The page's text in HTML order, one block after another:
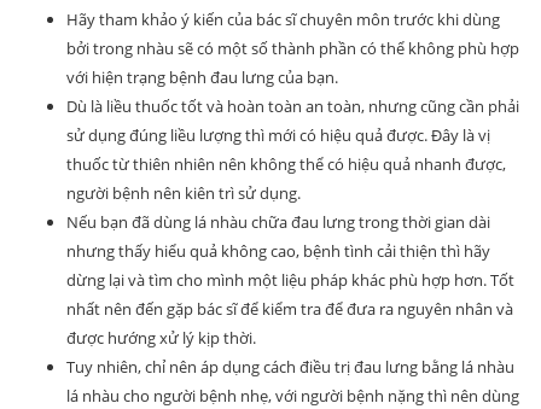
Hãy tham khảo ý kiến của bác sĩ chuyên môn trước khi dùng
bởi trong nhàu sẽ có một số thành phần có thể không phù hợp
với hiện trạng bệnh đau lưng của bạn.
Dù là liều thuốc tốt và hoàn toàn an toàn, nhưng cũng cần phải
sử dụng đúng liều lượng thì mới có hiệu quả được. Đây là vị
thuốc từ thiên nhiên nên không thể có hiệu quả nhanh được,
người bệnh nên kiên trì sử dụng.
Nếu bạn đã dùng lá nhàu chữa đau lưng trong thời gian dài
nhưng thấy hiểu quả không cao, bệnh tình cải thiện thì hãy
dừng lại và tìm cho mình một liệu pháp khác phù hợp hơn. Tốt
nhất nên đến gặp bác sĩ để kiểm tra để đưa ra nguyên nhân và
được hướng xử lý kịp thời.
Tuy nhiên, chỉ nên áp dụng cách điều trị đau lưng bằng lá nhàu
lá nhàu cho người bệnh nhẹ, với người bệnh nặng thì nên dùng